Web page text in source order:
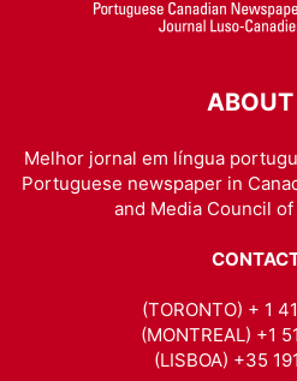
Melhor jornal em língua
Portuguese newspaper in
and Media Council of
(TORONTO) + 1
(MONTREAL) +1
(LISBOA) +35